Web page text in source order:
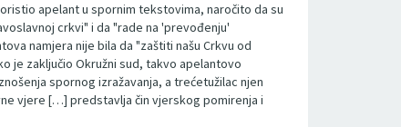
apelant u spornim tekstovima, naročito da su
crkvi" i da "rade na 'prevođenju'
namjera nije bila da "zaštiti našu Crkvu od
je zaključio Okružni sud, takvo apelantovo
spornog izražavanja, a trećetužilac njen
vjere […] predstavlja čin vjerskog pomirenja i